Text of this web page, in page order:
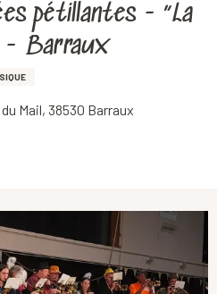
pétillantes - “La
- Barraux
Mail, 38530 Barraux